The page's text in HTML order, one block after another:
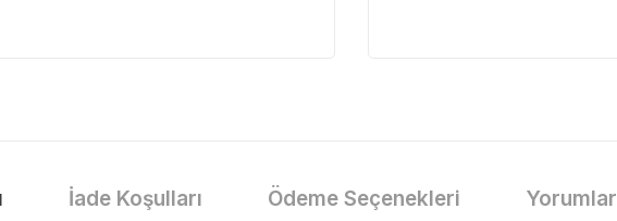
İade Koşulları Ödeme Seçenekleri Yorumlar